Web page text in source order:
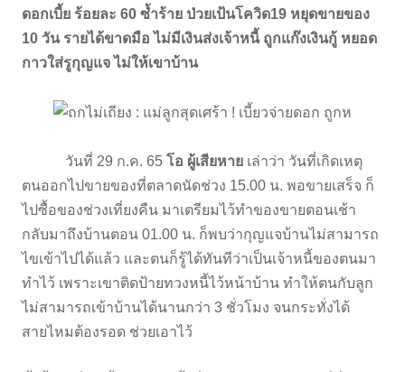
ดอกเบี้ย ร้อยละ 60 ซ้ำร้าย ป่วยเป้นโควิด19 หยุดขายของ
10 วัน รายได้ขาดมือ ไม่มีเงินส่งเจ้าหนี้ ถูกแก๊งเงินกู้ หยอด
กาวใส่รูกุญแจ ไม่ให้เขาบ้าน
วันที่ 29 ก.ค. 65 โอ ผู้เสียหาย เล่าว่า วันที่เกิดเหตุ
ตนออกไปขายของที่ตลาดนัดช่วง 15.00 น. พอขายเสร็จ ก็
ไปซื้อของช่วงเที่ยงคืน มาเตรียมไว้ทำของขายตอนเช้า
กลับมาถึงบ้านตอน 01.00 น. ก็พบว่ากุญแจบ้านไม่สามารถ
ไขเข้าไปได้แล้ว และตนก็รู้ได้ทันทีว่าเป็นเจ้าหนี้ของตนมา
ทำไว้ เพราะเขาติดป้ายทวงหนี้ไว้หน้าบ้าน ทำให้ตนกับลูก
ไม่สามารถเข้าบ้านได้นานกว่า 3 ชั่วโมง จนกระทั่งได้
สายไหมต้องรอด ช่วยเอาไว้